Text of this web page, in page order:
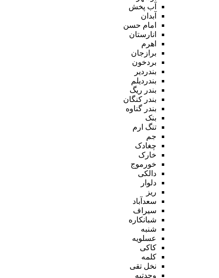
آب پخش
آبدان
امام حسن
انارستان
اهرم
برازجان
بردخون
بندردیر
بندردیلم
بندر ریگ
بندر کنگان
بندر گناوه
بنک
تنگ ارم
جم
چغادک
خارک
خورموج
دالکی
دلوار
ریز
سعدآباد
سیراف
شبانکاره
شنبه
عسلویه
کاکی
کلمه
نخل تقی
وحدتیه